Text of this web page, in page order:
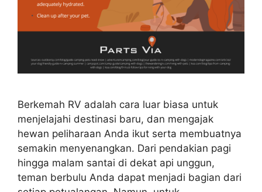
Berkemah RV adalah cara luar biasa untuk
menjelajahi destinasi baru, dan mengajak
hewan peliharaan Anda ikut serta membuatnya
semakin menyenangkan. Dari pendakian pagi
hingga malam santai di dekat api unggun,
teman berbulu Anda dapat menjadi bagian dari